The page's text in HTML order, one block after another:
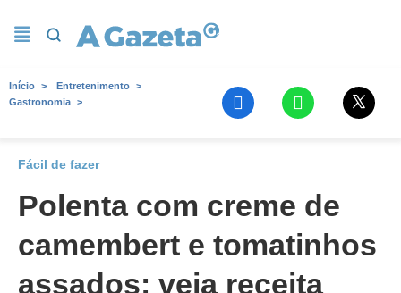
Início
Entretenimento
Gastronomia
Fácil de fazer
Polenta com creme de
camembert e tomatinhos
assados: veja receita